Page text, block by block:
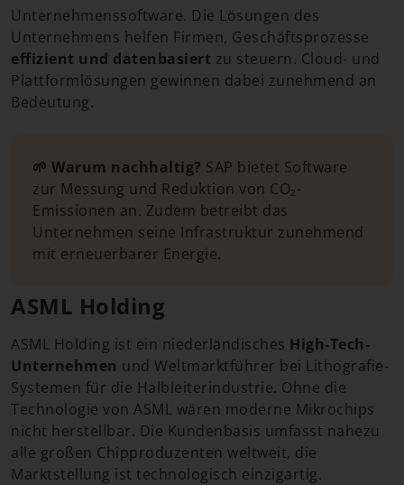
Unternehmenssoftware. Die Lösungen des
Unternehmens helfen Firmen, Geschäftsprozesse
effizient und datenbasiert zu steuern. Cloud- und
Plattformlösungen gewinnen dabei zunehmend an
Bedeutung.
🌱 Warum nachhaltig? SAP bietet Software
zur Messung und Reduktion von CO₂-
Emissionen an. Zudem betreibt das
Unternehmen seine Infrastruktur zunehmend
mit erneuerbarer Energie.
ASML Holding
ASML Holding ist ein niederländisches High-Tech-
Unternehmen und Weltmarktführer bei Lithografie-
Systemen für die Halbleiterindustrie. Ohne die
Technologie von ASML wären moderne Mikrochips
nicht herstellbar. Die Kundenbasis umfasst nahezu
alle großen Chipproduzenten weltweit, die
Marktstellung ist technologisch einzigartig.